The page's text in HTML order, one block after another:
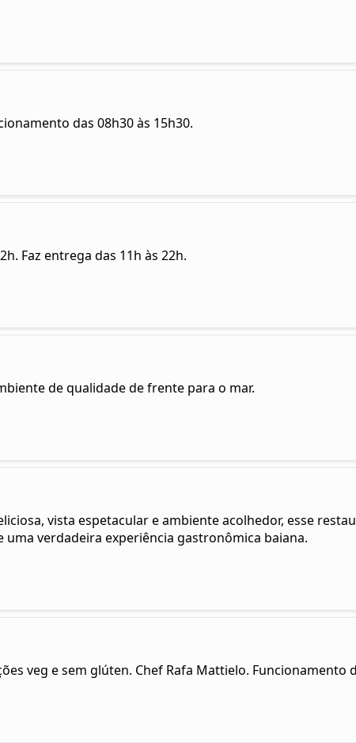
das 08h30 às 15h30.
Faz entrega das 11h às 22h.
de qualidade de frente para o mar.
vista espetacular e ambiente acolhedor, esse
uma verdadeira experiência gastronômica baiana.
veg e sem glúten. Chef Rafa Mattielo. Funcionamento